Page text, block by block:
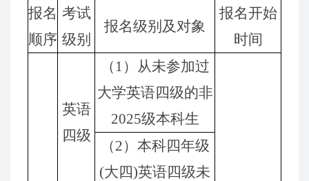
报名
顺序
考试
级别
报名级别及对象
报名开始
时间
英语
四级
（1）从未参加过
大学英语四级的非
2025级本科生
（2）本科四年级
(大四)英语四级未